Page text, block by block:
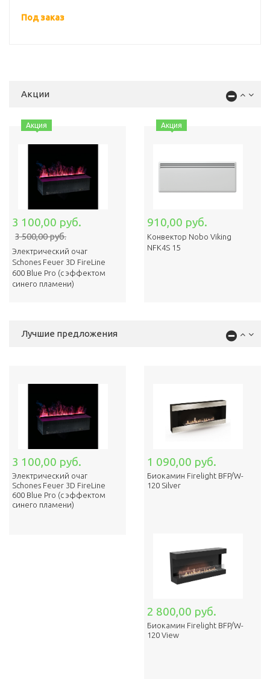
Под заказ
Акции
Акция
3 100,00 руб.
3 500,00 руб.
Электрический очаг
Schones Feuer 3D FireLine
600 Blue Pro (с эффектом
cинего пламени)
Акция
910,00 руб.
Конвектор Nobo Viking
NFK4S 15
Лучшие предложения
3 100,00 руб.
Электрический очаг
Schones Feuer 3D FireLine
600 Blue Pro (с эффектом
cинего пламени)
1 090,00 руб.
Биокамин Firelight BFP/W-
120 Silver
2 800,00 руб.
Биокамин Firelight BFP/W-
120 View